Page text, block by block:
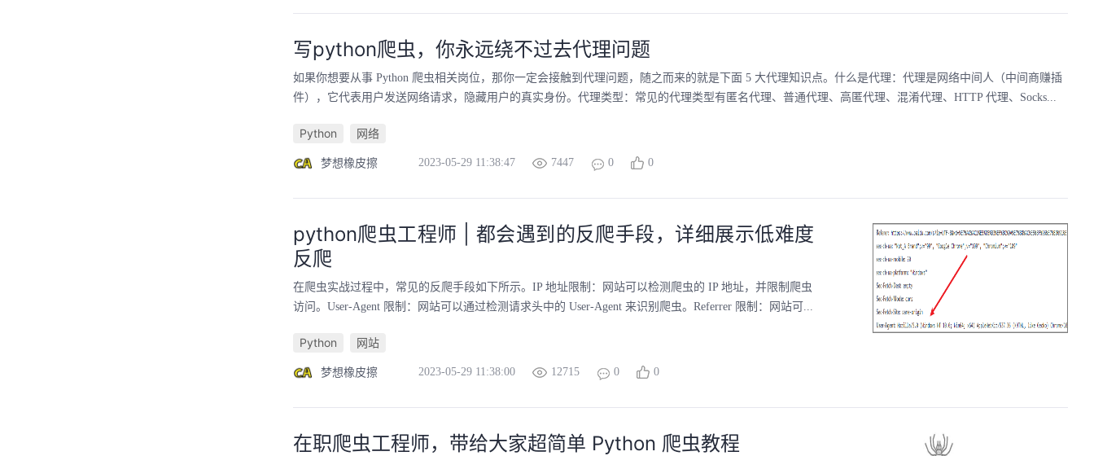
写python爬虫，你永远绕不过去代理问题
如果你想要从事 Python 爬虫相关岗位，那你一定会接触到代理问题，随之而来的就是下面 5 大代理知识点。什么是代理：代理是网络中间人（中间商赚插
件），它代表用户发送网络请求，隐藏用户的真实身份。代理类型：常见的代理类型有匿名代理、普通代理、高匿代理、混淆代理、HTTP 代理、Socks...
Python 网络
梦想橡皮擦 2023-05-29 11:38:47 7447 0 0
python爬虫工程师 | 都会遇到的反爬手段，详细展示低难度
反爬
在爬虫实战过程中，常见的反爬手段如下所示。IP 地址限制：网站可以检测爬虫的 IP 地址，并限制爬虫
访问。User-Agent 限制：网站可以通过检测请求头中的 User-Agent 来识别爬虫。Referrer 限制：网站可...
Python 网站
梦想橡皮擦 2023-05-29 11:38:00 12715 0 0
在职爬虫工程师，带给大家超简单 Python 爬虫教程